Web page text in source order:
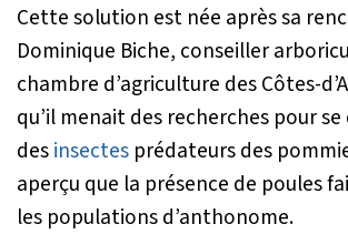
Cette solution est née après sa
Dominique Biche, conseiller
chambre d’agriculture des Côtes-
qu’il menait des recherches pour
desinsectes prédateurs des
aperçu que la présence de poules
les populations d’anthonome.